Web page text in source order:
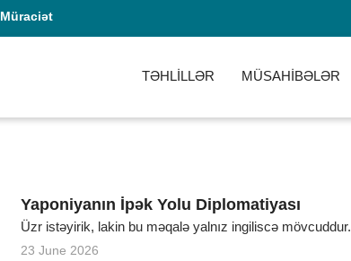
Müraciət
TƏHLİLLƏR MÜSAHİBƏLƏR
Yaponiyanın İpək Yolu Diplomatiyası
Üzr istəyirik, lakin bu məqalə yalnız ingiliscə mövcuddur.
23 June 2026